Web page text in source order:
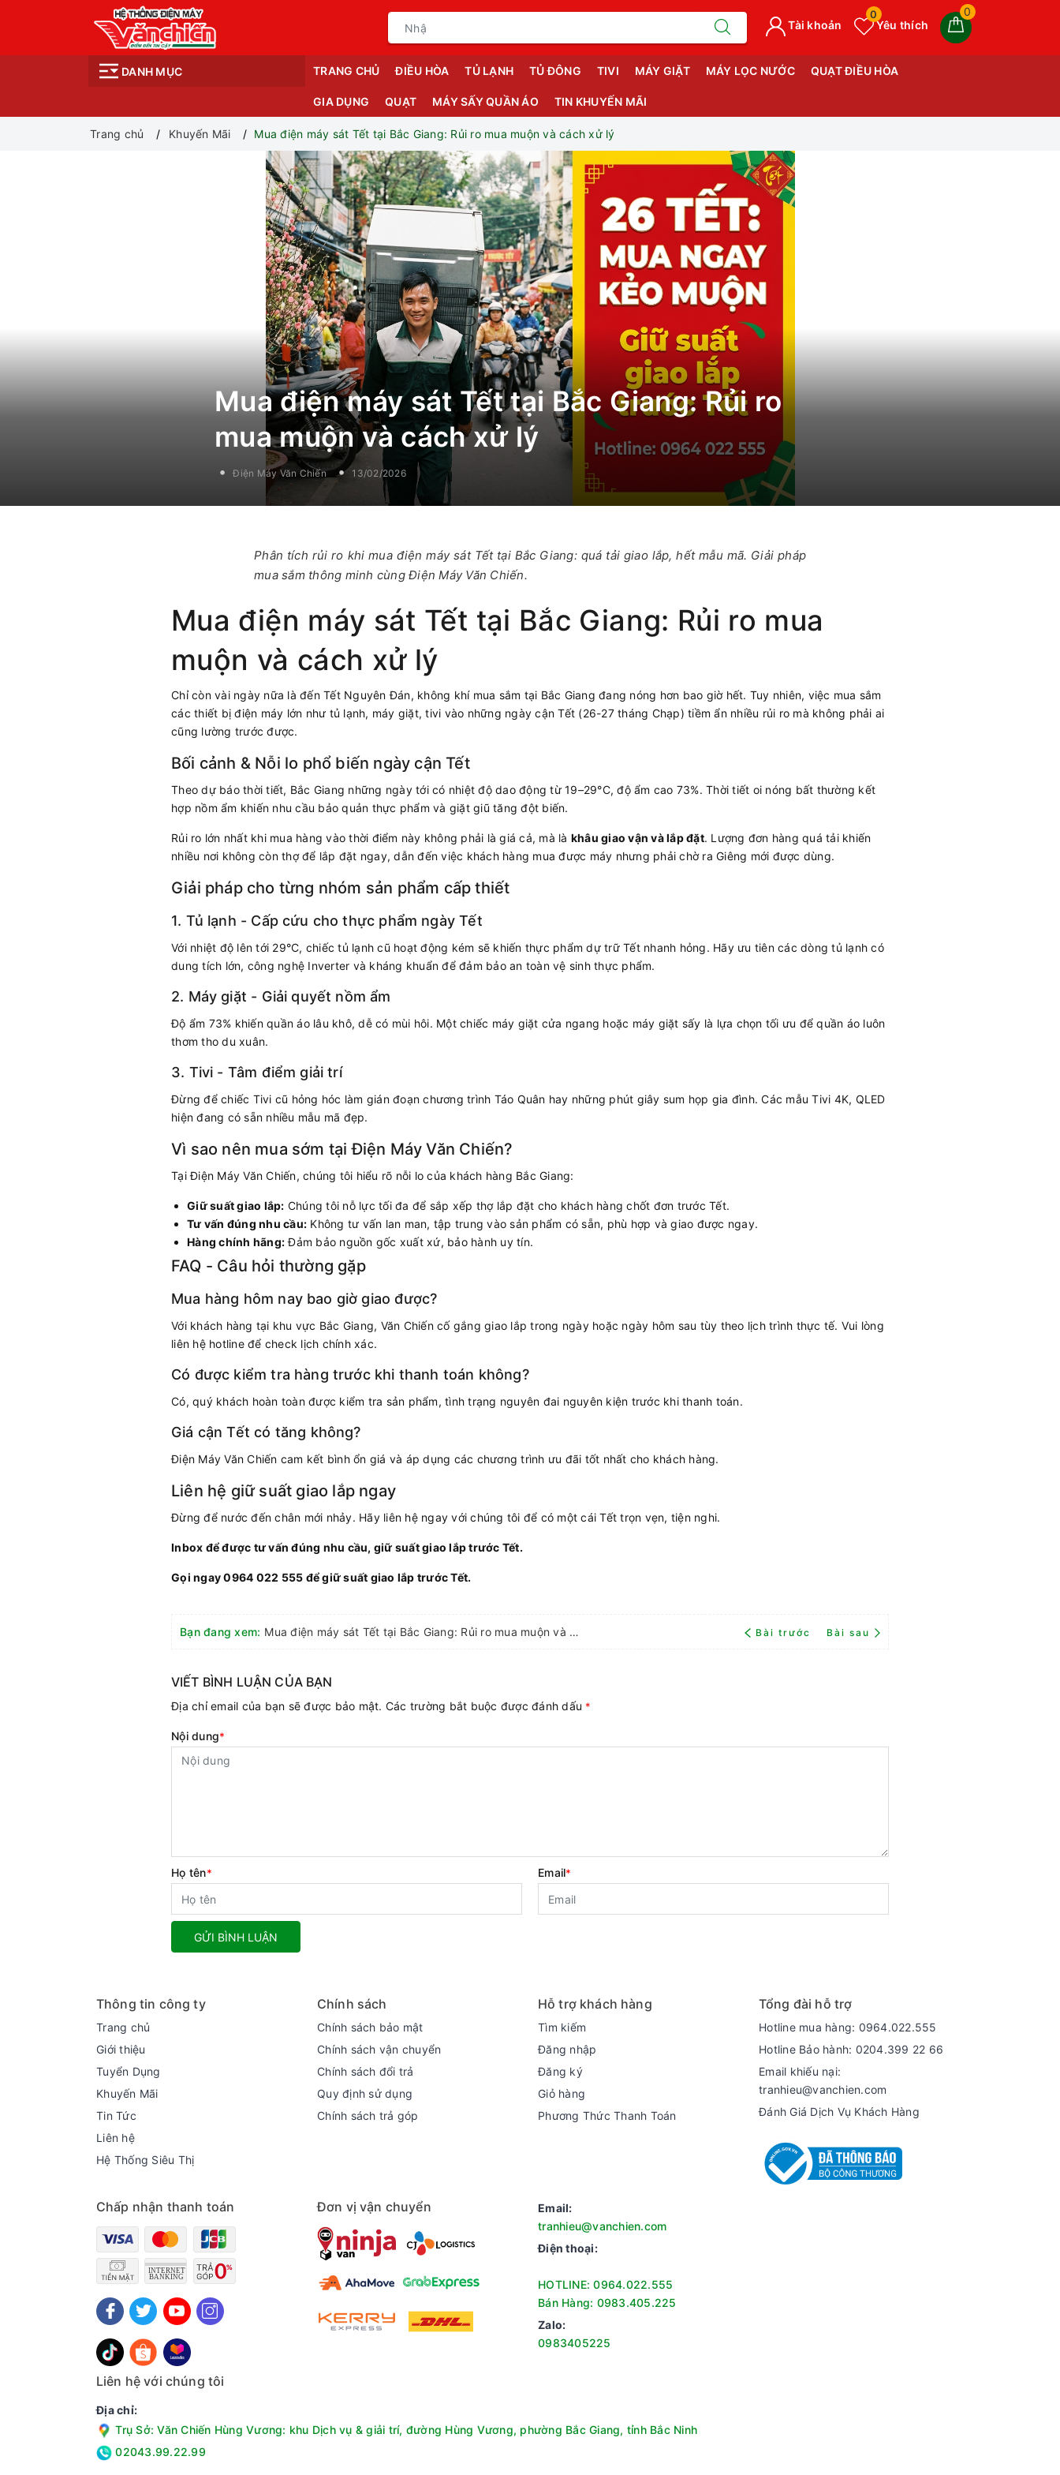
0
Yêu thích
0
Tài khoản
DANH MỤC TRANG CHỦ ĐIỀU HÒA TỦ LẠNH TỦ ĐÔNG TIVI MÁY GIẶT MÁY LỌC NƯỚC QUẠT ĐIỀU HÒA
GIA DỤNG QUẠT MÁY SẤY QUẦN ÁO TIN KHUYẾN MÃI
Trang chủ Khuyến Mãi Mua điện máy sát Tết tại Bắc Giang: Rủi ro mua muộn và cách xử lý
Mua điện máy sát Tết tại Bắc Giang: Rủi ro
mua muộn và cách xử lý
Điện Máy Văn Chiến 13/02/2026
Phân tích rủi ro khi mua điện máy sát Tết tại Bắc Giang: quá tải giao lắp, hết mẫu mã. Giải pháp
mua sắm thông minh cùng Điện Máy Văn Chiến.
Mua điện máy sát Tết tại Bắc Giang: Rủi ro mua
muộn và cách xử lý
Chỉ còn vài ngày nữa là đến Tết Nguyên Đán, không khí mua sắm tại Bắc Giang đang nóng hơn bao giờ hết. Tuy nhiên, việc mua sắm
các thiết bị điện máy lớn như tủ lạnh, máy giặt, tivi vào những ngày cận Tết (26-27 tháng Chạp) tiềm ẩn nhiều rủi ro mà không phải ai
cũng lường trước được.
Bối cảnh & Nỗi lo phổ biến ngày cận Tết
Theo dự báo thời tiết, Bắc Giang những ngày tới có nhiệt độ dao động từ 19–29°C, độ ẩm cao 73%. Thời tiết oi nóng bất thường kết
hợp nồm ẩm khiến nhu cầu bảo quản thực phẩm và giặt giũ tăng đột biến.
Rủi ro lớn nhất khi mua hàng vào thời điểm này không phải là giá cả, mà là khâu giao vận và lắp đặt. Lượng đơn hàng quá tải khiến
nhiều nơi không còn thợ để lắp đặt ngay, dẫn đến việc khách hàng mua được máy nhưng phải chờ ra Giêng mới được dùng.
Giải pháp cho từng nhóm sản phẩm cấp thiết
1. Tủ lạnh - Cấp cứu cho thực phẩm ngày Tết
Với nhiệt độ lên tới 29°C, chiếc tủ lạnh cũ hoạt động kém sẽ khiến thực phẩm dự trữ Tết nhanh hỏng. Hãy ưu tiên các dòng tủ lạnh có
dung tích lớn, công nghệ Inverter và kháng khuẩn để đảm bảo an toàn vệ sinh thực phẩm.
2. Máy giặt - Giải quyết nồm ẩm
Độ ẩm 73% khiến quần áo lâu khô, dễ có mùi hôi. Một chiếc máy giặt cửa ngang hoặc máy giặt sấy là lựa chọn tối ưu để quần áo luôn
thơm tho du xuân.
3. Tivi - Tâm điểm giải trí
Đừng để chiếc Tivi cũ hỏng hóc làm gián đoạn chương trình Táo Quân hay những phút giây sum họp gia đình. Các mẫu Tivi 4K, QLED
hiện đang có sẵn nhiều mẫu mã đẹp.
Vì sao nên mua sớm tại Điện Máy Văn Chiến?
Tại Điện Máy Văn Chiến, chúng tôi hiểu rõ nỗi lo của khách hàng Bắc Giang:
Giữ suất giao lắp: Chúng tôi nỗ lực tối đa để sắp xếp thợ lắp đặt cho khách hàng chốt đơn trước Tết.
Tư vấn đúng nhu cầu: Không tư vấn lan man, tập trung vào sản phẩm có sẵn, phù hợp và giao được ngay.
Hàng chính hãng:Đảm bảo nguồn gốc xuất xứ, bảo hành uy tín.
FAQ - Câu hỏi thường gặp
Mua hàng hôm nay bao giờ giao được?
Với khách hàng tại khu vực Bắc Giang, Văn Chiến cố gắng giao lắp trong ngày hoặc ngày hôm sau tùy theo lịch trình thực tế. Vui lòng
liên hệ hotline để check lịch chính xác.
Có được kiểm tra hàng trước khi thanh toán không?
Có, quý khách hoàn toàn được kiểm tra sản phẩm, tình trạng nguyên đai nguyên kiện trước khi thanh toán.
Giá cận Tết có tăng không?
Điện Máy Văn Chiến cam kết bình ổn giá và áp dụng các chương trình ưu đãi tốt nhất cho khách hàng.
Liên hệ giữ suất giao lắp ngay
Đừng để nước đến chân mới nhảy. Hãy liên hệ ngay với chúng tôi để có một cái Tết trọn vẹn, tiện nghi.
Inbox để được tư vấn đúng nhu cầu, giữ suất giao lắp trước Tết.
Gọi ngay 0964 022 555 để giữ suất giao lắp trước Tết.
Bạn đang xem: Mua điện máy sát Tết tại Bắc Giang: Rủi ro mua muộn và cách xử lý Bài trước Bài sau
VIẾT BÌNH LUẬN CỦA BẠN
Địa chỉ email của bạn sẽ được bảo mật. Các trường bắt buộc được đánh dấu *
Nội dung*
Họ tên* Email*
GỬI BÌNH LUẬN
Thông tin công ty
Trang chủ
Giới thiệu
Tuyển Dụng
Khuyến Mãi
Tin Tức
Liên hệ
Hệ Thống Siêu Thị
Chính sách
Chính sách bảo mật
Chính sách vận chuyển
Chính sách đổi trả
Quy định sử dụng
Chính sách trả góp
Hỗ trợ khách hàng
Tìm kiếm
Đăng nhập
Đăng ký
Giỏ hàng
Phương Thức Thanh Toán
Tổng đài hỗ trợ
Hotline mua hàng: 0964.022.555
Hotline Bảo hành: 0204.399 22 66
Email khiếu nại:
tranhieu@vanchien.com
Đánh Giá Dịch Vụ Khách Hàng
Chấp nhận thanh toán Đơn vị vận chuyển
Email:
tranhieu@vanchien.com
Điện thoại:
HOTLINE: 0964.022.555
Bán Hàng: 0983.405.225
Zalo:
0983405225
Liên hệ với chúng tôi
Địa chỉ:
Trụ Sở: Văn Chiến Hùng Vương: khu Dịch vụ & giải trí, đường Hùng Vương, phường Bắc Giang, tỉnh Bắc Ninh
02043.99.22.99